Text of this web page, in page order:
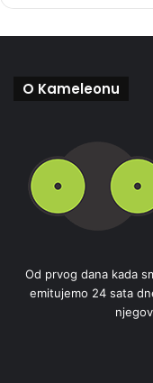
O Kameleonu
Od prvog dana kada
emitujemo 24 sata